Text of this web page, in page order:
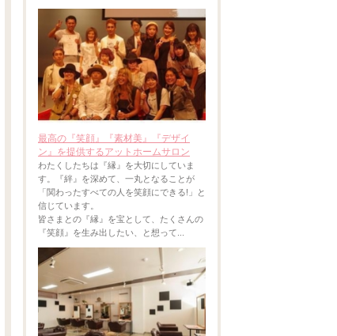
最高の『笑顔』『素材美』『デザイ
ン』を提供するアットホームサロン
わたくしたちは『縁』を大切にしていま
す。『絆』を深めて、一丸となることが
「関わったすべての人を笑顔にできる!」と
信じています。
皆さまとの『縁』を宝として、たくさんの
『笑顔』を生み出したい、と想って...